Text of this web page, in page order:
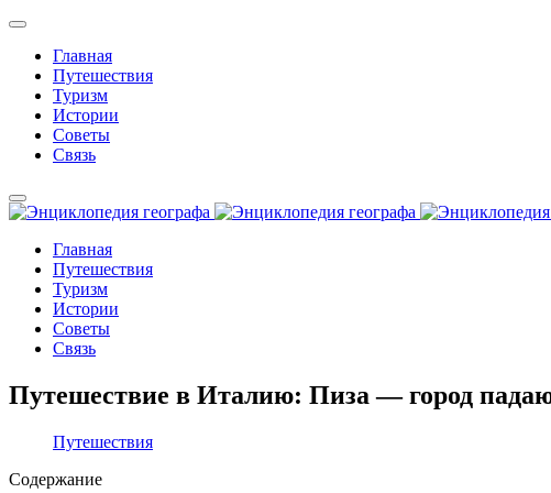
Главная
Путешествия
Туризм
Истории
Советы
Связь
Главная
Путешествия
Туризм
Истории
Советы
Связь
Путешествие в Италию: Пиза — город
Путешествия
Содержание